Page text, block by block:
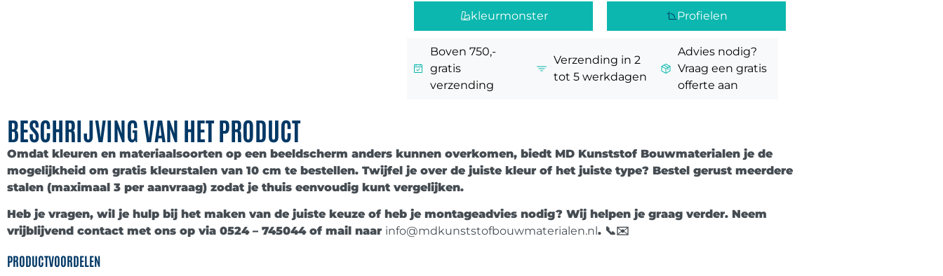
kleurmonster Profielen
Boven 750,-
gratis
verzending
Verzending in 2
tot 5 werkdagen
Advies nodig?
Vraag een gratis
offerte aan
BESCHRIJVING VAN HET PRODUCT
Omdat kleuren en materiaalsoorten op een beeldscherm anders kunnen overkomen, biedt MD Kunststof Bouwmaterialen je de
mogelijkheid om gratis kleurstalen van 10 cm te bestellen. Twijfel je over de juiste kleur of het juiste type? Bestel gerust meerdere
stalen (maximaal 3 per aanvraag) zodat je thuis eenvoudig kunt vergelijken.
Heb je vragen, wil je hulp bij het maken van de juiste keuze of heb je montageadvies nodig? Wij helpen je graag verder. Neem
vrijblijvend contact met ons op via 0524 – 745044of mail naar info@mdkunststofbouwmaterialen.nl . 📞✉️
PRODUCTVOORDELEN